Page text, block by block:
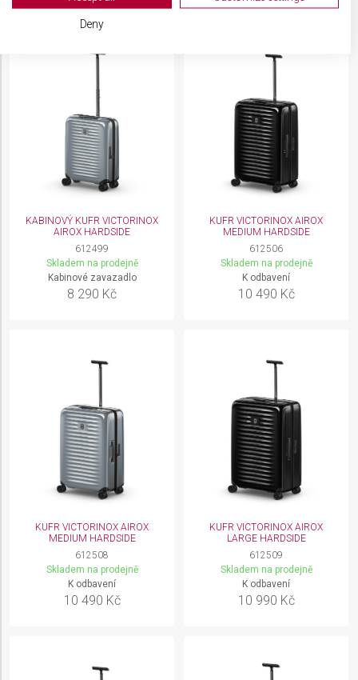
KABINOVÝ KUFR VICTORINOX
AIROX HARDSIDE
612499
Skladem na prodejně
Kabinové zavazadlo
8 290 Kč
KUFR VICTORINOX AIROX
MEDIUM HARDSIDE
612506
Skladem na prodejně
K odbavení
10 490 Kč
KUFR VICTORINOX AIROX
MEDIUM HARDSIDE
612508
Skladem na prodejně
K odbavení
10 490 Kč
KUFR VICTORINOX AIROX
LARGE HARDSIDE
612509
Skladem na prodejně
K odbavení
10 990 Kč
We use your data for the following purposes:
Store and/or access information on a device
Use limited data to select advertising
Create profiles for personalised advertising
Use profiles to select personalised
advertising
Use profiles to select personalised content
Measure advertising performance
Use limited data to select content
IAB Special Features:
Use precise geolocation data
Identify devices based on information actively
Non-IAB processing purposes:
Necessary
Performance
Deny